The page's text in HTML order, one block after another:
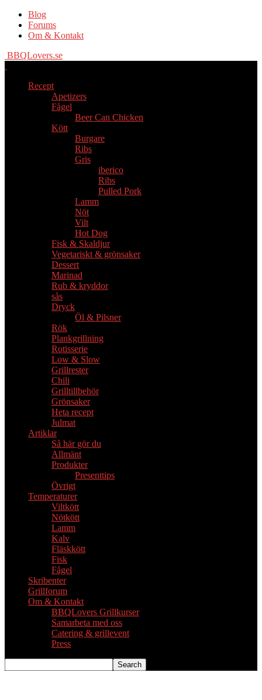
Blog
Forums
Om & Kontakt
BBQLovers.se
Recept
Apetizers
Fågel
Beer Can Chicken
Kött
Burgare
Ribs
Gris
iberico
Ribs
Pulled Pork
Lamm
Nöt
Vilt
Hot Dog
Fisk & Skaldjur
Vegetariskt & grönsaker
Dessert
Marinad
Rub & kryddor
sås
Dryck
Öl & Pilsner
Rök
Plankgrillning
Rotisserie
Low & Slow
Grillrester
Chili
Grilltillbehör
Grönsaker
Heta recept
Julmat
Artiklar
Så här gör du
Allmänt
Produkter
Presenttips
Övrigt
Temperaturer
Viltkött
Nötkött
Lamm
Kalv
Fläskkött
Fisk
Fågel
Skribenter
Grillforum
Om & Kontakt
BBQLovers Grillkurser
Samarbeta med oss
Catering & grillevent
Press